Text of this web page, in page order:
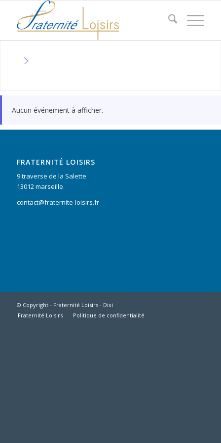
Aucun événement à afficher.
FRATERNITÉ LOISIRS
9 traverse de la Salette
13012 marseille
contact@fraternite-loisirs.fr
© Copyright - Fraternité Loisirs - Dixi
Fraternité Loisirs
Politique de confidentialité